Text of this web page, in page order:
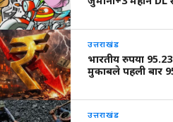
उत्तराखंड
भारतीय रुपया
मुकाबले पहली बार
उत्तराखंड